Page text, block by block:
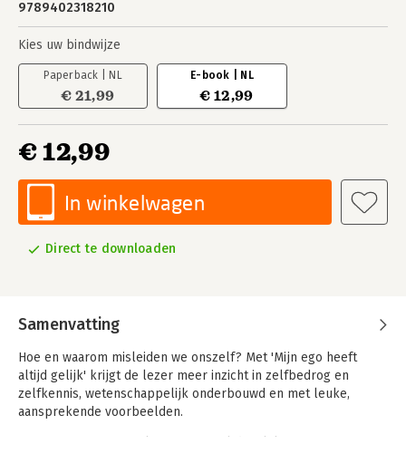
9789402318210
Kies uw bindwijze
Paperback | NL
€ 21,99
E-book | NL
€ 12,99
€ 12,99
In winkelwagen
Direct te downloaden
Samenvatting
Hoe en waarom misleiden we onszelf? Met 'Mijn ego heeft
altijd gelijk' krijgt de lezer meer inzicht in zelfbedrog en
zelfkennis, wetenschappelijk onderbouwd en met leuke,
aansprekende voorbeelden.